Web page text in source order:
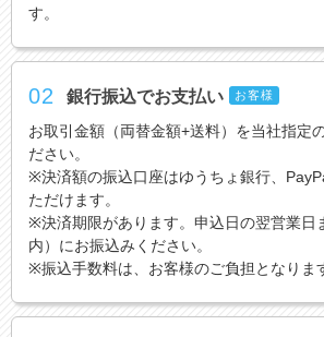
す。
02 銀行振込でお支払い お客様
お取引金額（両替金額+送料）を当社指定
ださい。
※決済額の振込口座はゆうちょ銀行、
ただけます。
※決済期限があります。申込日の翌営業日
内）にお振込みください。
※振込手数料は、お客様のご負担となりま